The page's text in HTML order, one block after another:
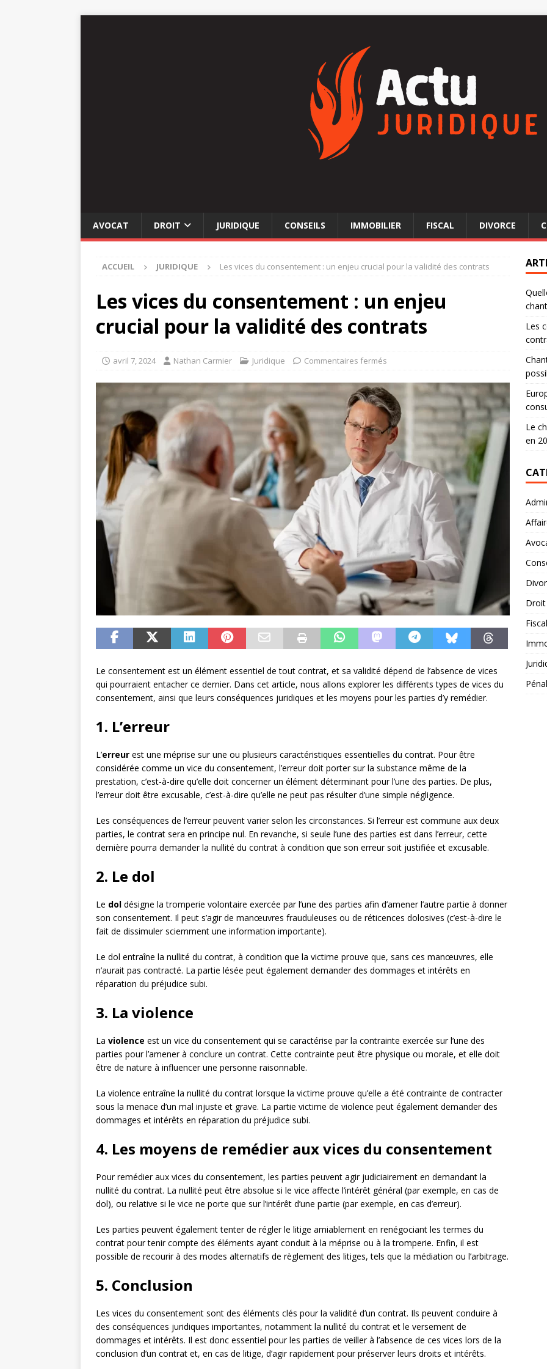
AVOCAT DROIT JURIDIQUE CONSEILS IMMOBILIER FISCAL DIVORCE
ACCUEIL JURIDIQUE Les vices du consentement : un enjeu crucial pour la validité des contrats
Les vices du consentement : un enjeu
crucial pour la validité des contrats
avril 7, 2024 Nathan Carmier Juridique Commentaires fermés
Le consentement est un élément essentiel de tout contrat, et sa validité dépend de l’absence de vices
qui pourraient entacher ce dernier. Dans cet article, nous allons explorer les différents types de vices du
consentement, ainsi que leurs conséquences juridiques et les moyens pour les parties d’y remédier.
1. L’erreur
L’erreur est une méprise sur une ou plusieurs caractéristiques essentielles du contrat. Pour être
considérée comme un vice du consentement, l’erreur doit porter sur la substance même de la
prestation, c’est-à-dire qu’elle doit concerner un élément déterminant pour l’une des parties. De plus,
l’erreur doit être excusable, c’est-à-dire qu’elle ne peut pas résulter d’une simple négligence.
Les conséquences de l’erreur peuvent varier selon les circonstances. Si l’erreur est commune aux deux
parties, le contrat sera en principe nul. En revanche, si seule l’une des parties est dans l’erreur, cette
dernière pourra demander la nullité du contrat à condition que son erreur soit justifiée et excusable.
2. Le dol
Le dol désigne la tromperie volontaire exercée par l’une des parties afin d’amener l’autre partie à donner
son consentement. Il peut s’agir de manœuvres frauduleuses ou de réticences dolosives (c’est-à-dire le
fait de dissimuler sciemment une information importante).
Le dol entraîne la nullité du contrat, à condition que la victime prouve que, sans ces manœuvres, elle
n’aurait pas contracté. La partie lésée peut également demander des dommages et intérêts en
réparation du préjudice subi.
3. La violence
La violence est un vice du consentement qui se caractérise par la contrainte exercée sur l’une des
parties pour l’amener à conclure un contrat. Cette contrainte peut être physique ou morale, et elle doit
être de nature à influencer une personne raisonnable.
La violence entraîne la nullité du contrat lorsque la victime prouve qu’elle a été contrainte de contracter
sous la menace d’un mal injuste et grave. La partie victime de violence peut également demander des
dommages et intérêts en réparation du préjudice subi.
4. Les moyens de remédier aux vices du consentement
Pour remédier aux vices du consentement, les parties peuvent agir judiciairement en demandant la
nullité du contrat. La nullité peut être absolue si le vice affecte l’intérêt général (par exemple, en cas de
dol), ou relative si le vice ne porte que sur l’intérêt d’une partie (par exemple, en cas d’erreur).
Les parties peuvent également tenter de régler le litige amiablement en renégociant les termes du
contrat pour tenir compte des éléments ayant conduit à la méprise ou à la tromperie. Enfin, il est
possible de recourir à des modes alternatifs de règlement des litiges, tels que la médiation ou l’arbitrage.
5. Conclusion
Les vices du consentement sont des éléments clés pour la validité d’un contrat. Ils peuvent conduire à
des conséquences juridiques importantes, notamment la nullité du contrat et le versement de
dommages et intérêts. Il est donc essentiel pour les parties de veiller à l’absence de ces vices lors de la
conclusion d’un contrat et, en cas de litige, d’agir rapidement pour préserver leurs droits et intérêts.
Les
Le
en
Droit
Fiscal
Pénal